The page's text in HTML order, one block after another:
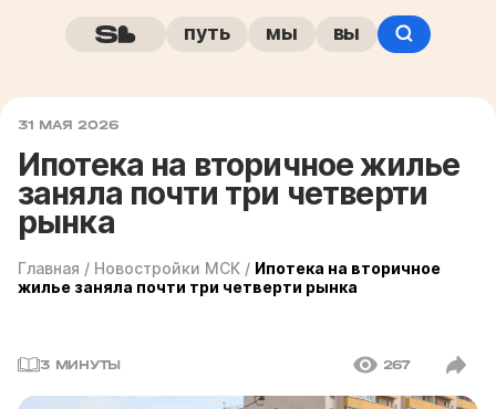
путь мы вы
31 МАЯ 2026
Ипотека на вторичное жилье
заняла почти три четверти
рынка
Главная / Новостройки МСК / Ипотека на вторичное
жилье заняла почти три четверти рынка
3 МИНУТЫ 267